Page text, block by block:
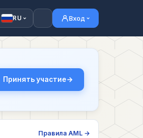
RU Вход
Принять участие
Правила AML →